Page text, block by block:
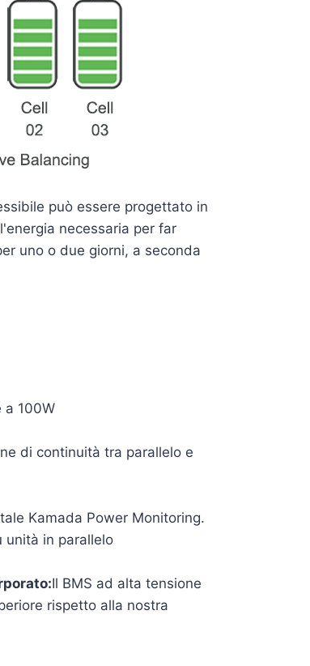
può essere progettato in
necessaria per far
uno o due giorni, a seconda
a 100W
di continuità tra parallelo e
Kamada Power Monitoring.
unità in parallelo
Il BMS ad alta tensione
rispetto alla nostra